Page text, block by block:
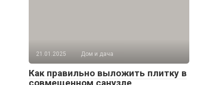
21.01.2025 Дом и дача
Как правильно выложить плитку в